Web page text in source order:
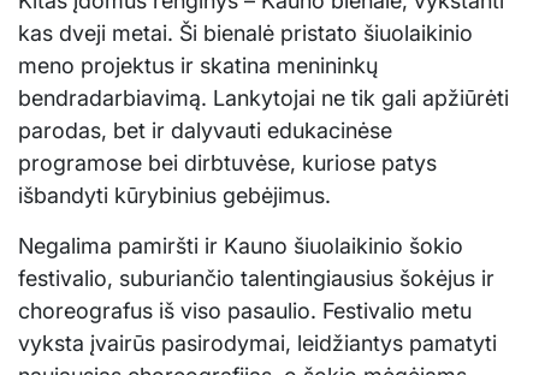
kas dveji metai. Ši bienalė pristato šiuolaikinio
meno projektus ir skatina menininkų
bendradarbiavimą. Lankytojai ne tik gali apžiūrėti
parodas, bet ir dalyvauti edukacinėse
programose bei dirbtuvėse, kuriose patys
išbandyti kūrybinius gebėjimus.
Negalima pamiršti ir Kauno šiuolaikinio šokio
festivalio, suburiančio talentingiausius šokėjus ir
choreografus iš viso pasaulio. Festivalio metu
vyksta įvairūs pasirodymai, leidžiantys pamatyti